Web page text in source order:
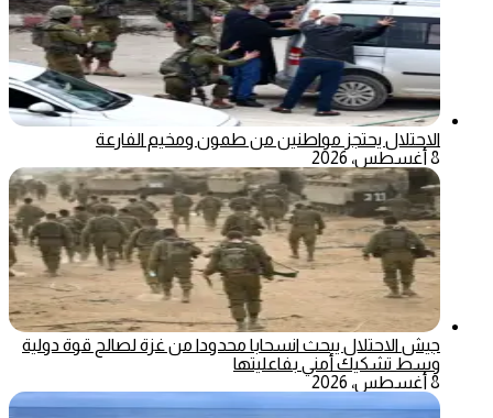
الاحتلال يحتجز مواطنين من طمون ومخيم الفارعة
8 أغسطس، 2026
جيش الاحتلال يبحث انسحابا محدودا من غزة لصالح قوة دولية
وسط تشكيك أمني بفاعليتها
8 أغسطس، 2026